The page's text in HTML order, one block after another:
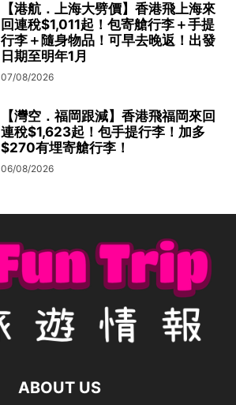
【港航．上海大劈價】香港飛上海來
回連稅$1,011起！包寄艙行李＋手提
行李＋隨身物品！可早去晚返！出發
日期至明年1月
07/08/2026
【灣空．福岡跟減】香港飛福岡來回
連稅$1,623起！包手提行李！加多
$270有埋寄艙行李！
06/08/2026
ABOUT US